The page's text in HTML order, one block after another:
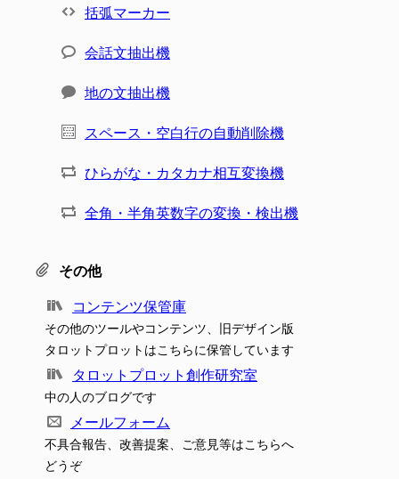
括弧マーカー
会話文抽出機
地の文抽出機
スペース・空白行の自動削除機
ひらがな・カタカナ相互変換機
全角・半角英数字の変換・検出機
その他
コンテンツ保管庫
その他のツールやコンテンツ、旧デザイン版
タロットプロットはこちらに保管しています
タロットプロット創作研究室
中の人のブログです
メールフォーム
不具合報告、改善提案、ご意見等はこちらへ
どうぞ